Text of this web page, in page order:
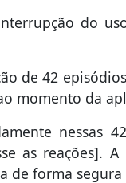
do
de 42
momento da
nessas
as reações]. A
de forma